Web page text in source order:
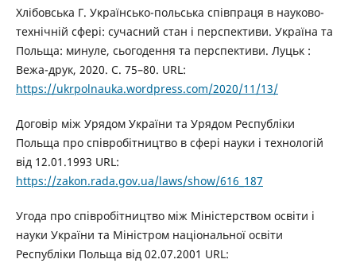
Хлібовська Г. Українсько-польська співпраця в науково-
технічній сфері: сучасний стан і перспективи. Україна та
Польща: минуле, сьогодення та перспективи. Луцьк :
Вежа-друк, 2020. C. 75–80. URL:
https://ukrpolnauka.wordpress.com/2020/11/13/
Договір між Урядом України та Урядом Республіки
Польща про співробітництво в сфері науки і технологій
від 12.01.1993 URL:
https://zakon.rada.gov.ua/laws/show/616_187
Угода про співробітництво між Міністерством освіти і
науки України та Міністром національної освіти
Республіки Польща від 02.07.2001 URL: